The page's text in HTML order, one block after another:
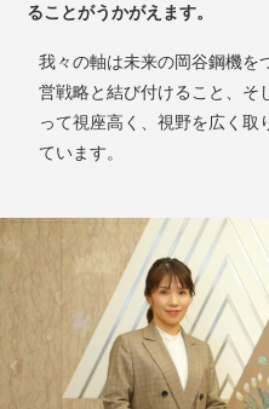
ることがうかがえます。
我々の軸は未来の岡谷鋼機を
営戦略と結び付けること、そ
って視座高く、視野を広く取
ています。